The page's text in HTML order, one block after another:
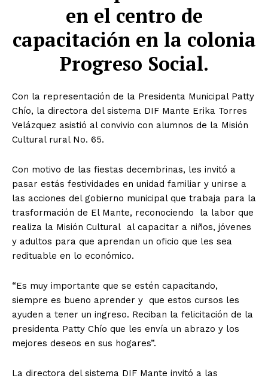
en el centro de
capacitación en la colonia
Progreso Social.
Con la representación de la Presidenta Municipal Patty
Chío, la directora del sistema DIF Mante Erika Torres
Velázquez asistió al convivio con alumnos de la Misión
Cultural rural No. 65.
Con motivo de las fiestas decembrinas, les invitó a
pasar estás festividades en unidad familiar y unirse a
las acciones del gobierno municipal que trabaja para la
trasformación de El Mante, reconociendo la labor que
realiza la Misión Cultural al capacitar a niños, jóvenes
y adultos para que aprendan un oficio que les sea
redituable en lo económico.
“Es muy importante que se estén capacitando,
siempre es bueno aprender y que estos cursos les
ayuden a tener un ingreso. Reciban la felicitación de la
presidenta Patty Chío que les envía un abrazo y los
mejores deseos en sus hogares”.
La directora del sistema DIF Mante invitó a las